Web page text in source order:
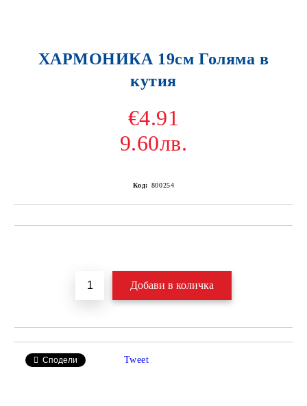
ХАРМОНИКА 19см Голяма в
кутия
€4.91
9.60лв.
Код: 800254
Сподели Tweet